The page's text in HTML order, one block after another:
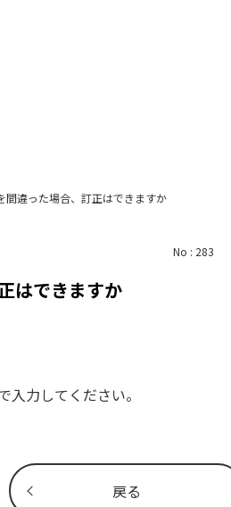
間違った場合、訂正はできますか
戻る
No : 283
はできますか
力してください。